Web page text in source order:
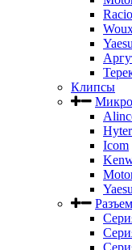
Racio
Yaesu
Клипсы
Icom
Yaesu